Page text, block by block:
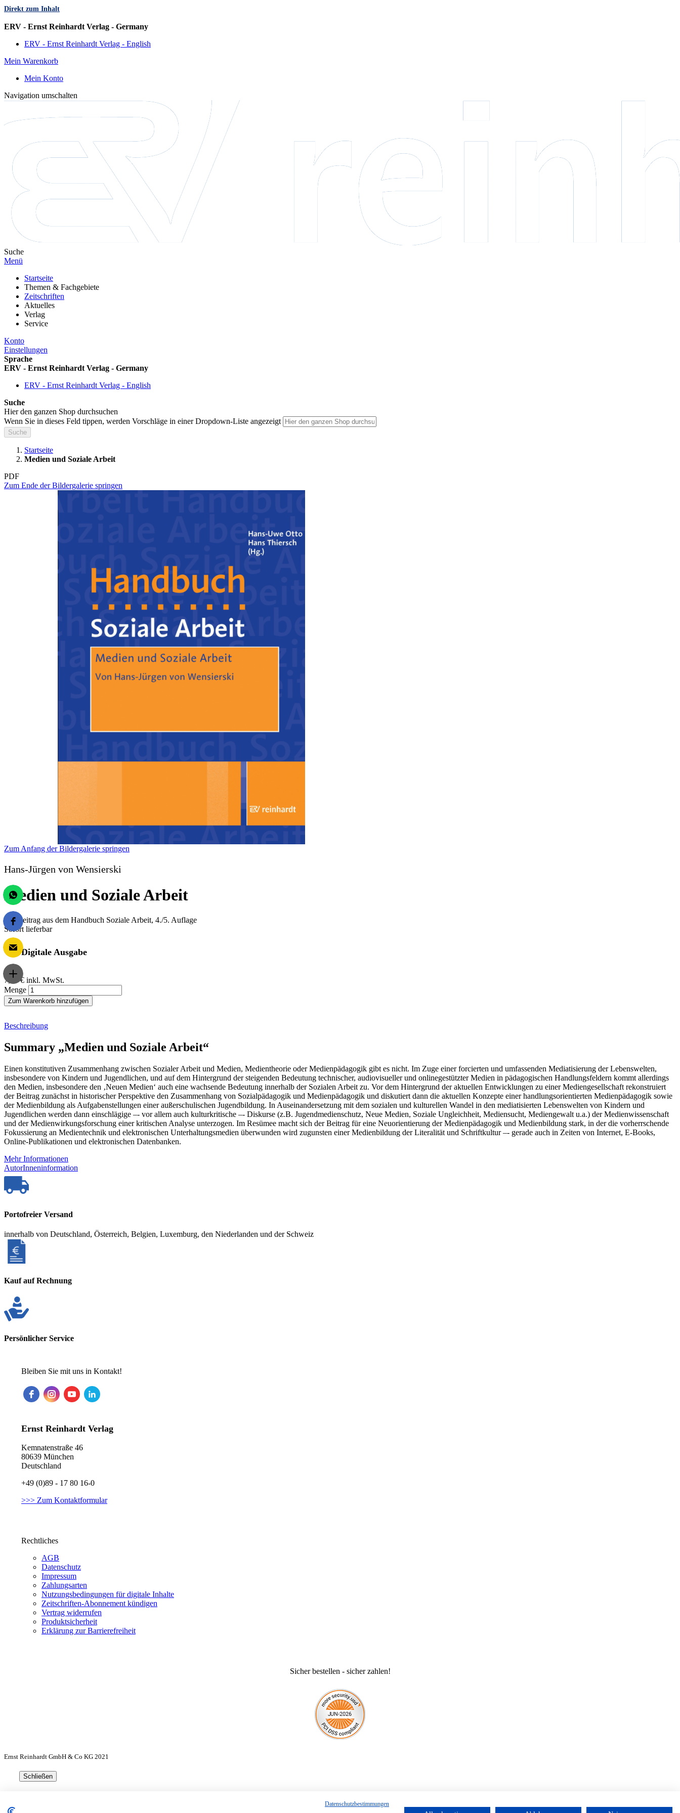
Direkt zum Inhalt
ERV - Ernst Reinhardt Verlag - Germany
ERV - Ernst Reinhardt Verlag - English
Mein Warenkorb
Mein Konto
Navigation umschalten
Suche
Menü
Startseite
Themen & Fachgebiete
Zeitschriften
Aktuelles
Verlag
Service
Konto
Einstellungen
Sprache
ERV - Ernst Reinhardt Verlag - Germany
ERV - Ernst Reinhardt Verlag - English
Suche
Hier den ganzen Shop durchsuchen
Wenn Sie in dieses Feld tippen, werden Vorschläge in einer Dropdown-Liste angezeigt
Suche
Startseite
Medien und Soziale Arbeit
PDF
Zum Ende der Bildergalerie springen
Zum Anfang der Bildergalerie springen
Hans-Jürgen von Wensierski
Medien und Soziale Arbeit
Ein Beitrag aus dem Handbuch Soziale Arbeit, 4./5. Auflage
Sofort lieferbar
Digitale Ausgabe
7,00 € inkl. MwSt.
Menge
Zum Warenkorb hinzufügen
Beschreibung
Summary „Medien und Soziale Arbeit“
Einen konstitutiven Zusammenhang zwischen Sozialer Arbeit und Medien, Medientheorie oder Medienpädagogik gibt es nicht. Im Zuge einer forcierten und umfassenden Mediatisierung der Lebenswelten,
insbesondere von Kindern und Jugendlichen, und auf dem Hintergrund der steigenden Bedeutung technischer, audiovisueller und onlinegestützter Medien in pädagogischen Handlungsfeldern kommt allerdings
den Medien, insbesondere den ‚Neuen Medien‘ auch eine wachsende Bedeutung innerhalb der Sozialen Arbeit zu. Vor dem Hintergrund der aktuellen Entwicklungen zu einer Mediengesellschaft rekonstruiert
der Beitrag zunächst in historischer Perspektive den Zusammenhang von Sozialpädagogik und Medienpädagogik und diskutiert dann die aktuellen Konzepte einer handlungsorientierten Medienpädagogik sowie
der Medienbildung als Aufgabenstellungen einer außerschulischen Jugendbildung. In Auseinandersetzung mit dem sozialen und kulturellen Wandel in den mediatisierten Lebenswelten von Kindern und
Jugendlichen werden dann einschlägige –- vor allem auch kulturkritische –- Diskurse (z.B. Jugendmedienschutz, Neue Medien, Soziale Ungleichheit, Mediensucht, Mediengewalt u.a.) der Medienwissenschaft
und der Medienwirkungsforschung einer kritischen Analyse unterzogen. Im Resümee macht sich der Beitrag für eine Neuorientierung der Medienpädagogik und Medienbildung stark, in der die vorherrschende
Fokussierung an Medientechnik und elektronischen Unterhaltungsmedien überwunden wird zugunsten einer Medienbildung der Literalität und Schriftkultur –- gerade auch in Zeiten von Internet, E-Books,
Online-Publikationen und elektronischen Datenbanken.
Mehr Informationen
AutorInneninformation
Portofreier Versand
innerhalb von Deutschland, Österreich, Belgien, Luxemburg, den Niederlanden und der Schweiz
Kauf auf Rechnung
Persönlicher Service
Bleiben Sie mit uns in Kontakt!
Ernst Reinhardt Verlag
Kemnatenstraße 46
80639 München
Deutschland
+49 (0)89 - 17 80 16-0
>>> Zum Kontaktformular
Rechtliches
AGB
Datenschutz
Impressum
Zahlungsarten
Nutzungsbedingungen für digitale Inhalte
Zeitschriften-Abonnement kündigen
Vertrag widerrufen
Produktsicherheit
Erklärung zur Barrierefreiheit
Sicher bestellen - sicher zahlen!
Ernst Reinhardt GmbH & Co KG 2021
Datenschutzbestimmungen
Schließen